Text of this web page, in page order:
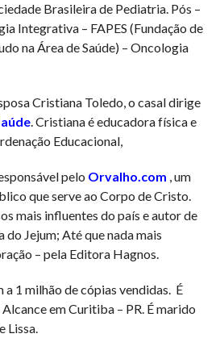
Brasileira de Pediatria. Pós –
Integrativa – FAPES (Fundação de
na Área de Saúde) – Oncologia
Cristiana Toledo, o casal dirige
. Cristiana é educadora física e
Educacional,
pelo Orvalho.com , um
que serve ao Corpo de Cristo.
mais influentes do país e autor de
Jejum; Até que nada mais
– pela Editora Hagnos.
a 1 milhão de cópias vendidas. É
em Curitiba – PR. É marido
Lissa.